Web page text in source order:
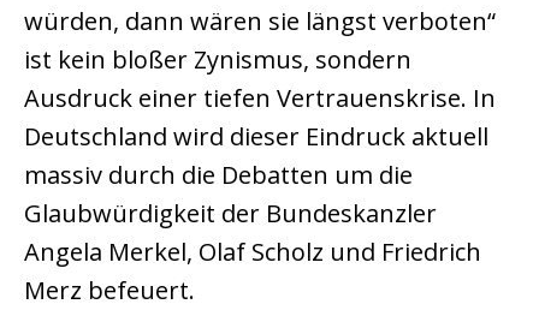
würden, dann wären sie längst verboten“
ist kein bloßer Zynismus, sondern
Ausdruck einer tiefen Vertrauenskrise. In
Deutschland wird dieser Eindruck aktuell
massiv durch die Debatten um die
Glaubwürdigkeit der Bundeskanzler
Angela Merkel, Olaf Scholz und Friedrich
Merz befeuert.